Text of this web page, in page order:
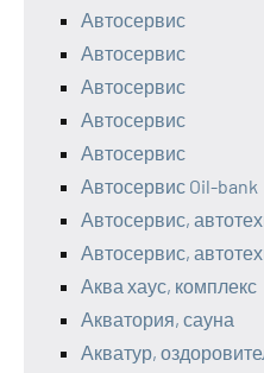
Автосервис
Автосервис
Автосервис
Автосервис
Автосервис
Автосервис Oil-bank
Автосервис,
Автосервис,
Аква хаус, комплекс
Акватория, сауна
Акватур,